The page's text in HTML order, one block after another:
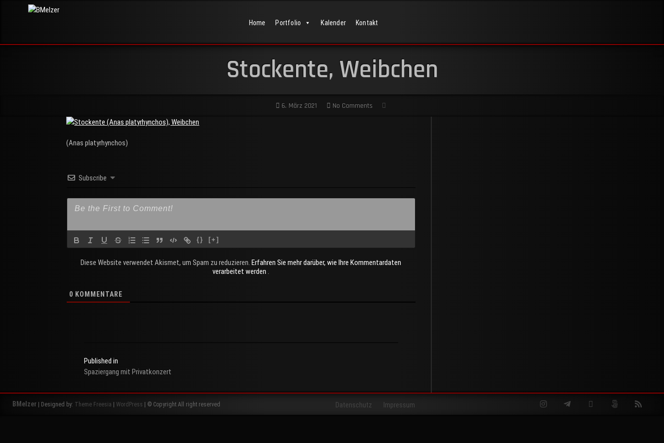
Home Portfolio Kalender Kontakt
Stockente, Weibchen
6. März 2021 No Comments
(Anas platyrhynchos)
Subscribe
{} [+]
Diese Website verwendet Akismet, um Spam zu reduzieren.Erfahren Sie mehr darüber, wie Ihre Kommentardaten
verarbeitet werden .
0 KOMMENTARE
Beitragsnavigation
Published in
Spaziergang mit Privatkonzert
BMelzer | Designed by: Theme Freesia WordPress | © Copyright All right reserved Datenschutz Impressum InstagramTelegramTwitter 500px RSS